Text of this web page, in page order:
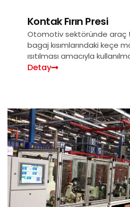
Kontak Fırın Presi
Otomotiv sektöründe araç
bagaj kısımlarındaki keçe
ısıtılması amacıyla
Detay